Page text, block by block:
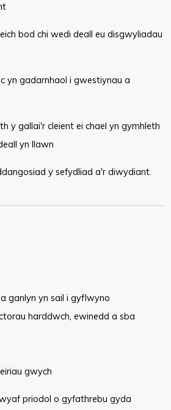
bod chi wedi deall eu disgwyliadau
yn gadarnhaol i gwestiynau a
y gallai'r cleient ei chael yn gymhleth
yn llawn
y sefydliad a'r diwydiant.​
ganlyn yn sail i gyflwyno
harddwch, ewinedd a sba
gwych
priodol o gyfathrebu gyda